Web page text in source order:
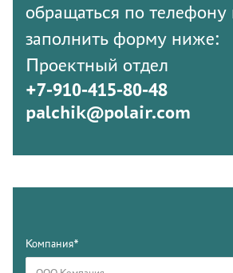
обращаться по телефону
заполнить форму ниже:
Проектный отдел
+7-910-415-80-48
palchik@polair.com
Компания*